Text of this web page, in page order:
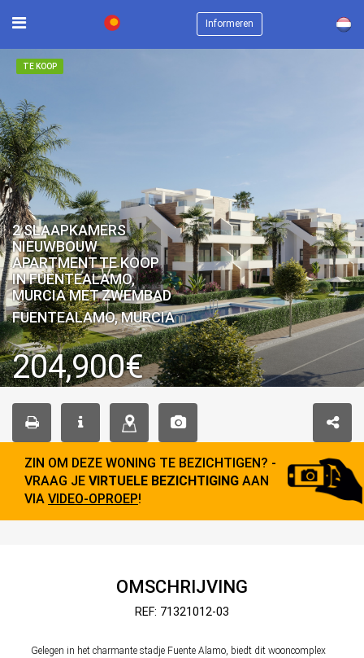
Informeren ×
TE KOOP
2 SLAAPKAMERS
NIEUWBOUW
APARTMENT TE KOOP
IN FUENTEALAMO,
MURCIA MET ZWEMBAD
FUENTEALAMO, MURCIA
204,900€
ZIN OM DEZE WONING TE BEZICHTIGEN? -
VRAAG JE VIRTUELE BEZICHTIGING AAN
VIA VIDEO-OPROEP!
OMSCHRIJVING
REF: 71321012-03
Gelegen in het charmante stadje Fuente Alamo, biedt dit wooncomplex